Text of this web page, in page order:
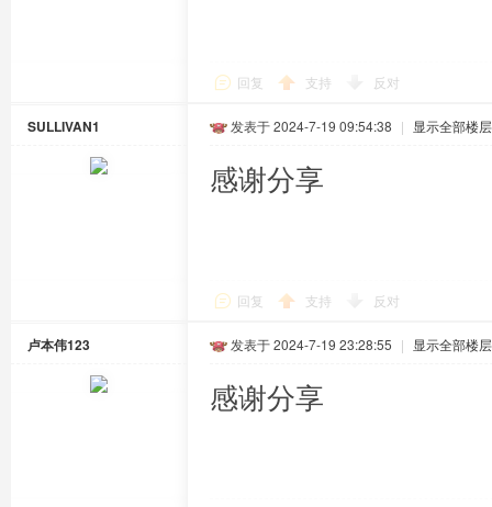
回复 支持 反对
SULLIVAN1 发表于 2024-7-19 09:54:38 | 显示全部楼层
感谢分享
回复 支持 反对
卢本伟123 发表于 2024-7-19 23:28:55 | 显示全部楼层
感谢分享